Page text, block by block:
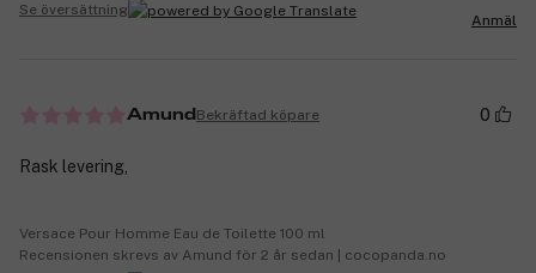
Se översättning
Anmäl
Amund Bekräftad köpare 0
Rask levering,
Versace Pour Homme Eau de Toilette 100 ml
Recensionen skrevs av Amund för 2 år sedan | cocopanda.no